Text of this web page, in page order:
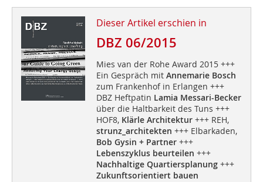
Dieser Artikel erschien in
DBZ 06/2015
Mies van der Rohe Award 2015 +++
Ein Gespräch mit Annemarie Bosch
zum Frankenhof in Erlangen +++
DBZ Heftpatin Lamia Messari-Becker
über die Haltbarkeit des Tuns +++
HOF8, Klärle Architektur+++ REH,
strunz_architekten +++ Elbarkaden,
Bob Gysin + Partner+++
Lebenszyklus beurteilen +++
Nachhaltige Quartiersplanung+++
Zukunftsorientiert bauen